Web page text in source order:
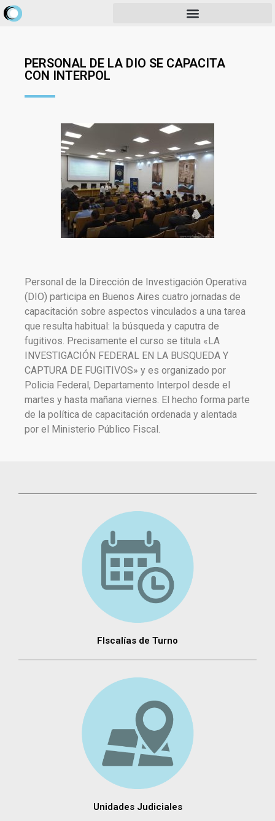
PERSONAL DE LA DIO SE CAPACITA
CON INTERPOL
Personal de la Dirección de Investigación Operativa
(DIO) participa en Buenos Aires cuatro jornadas de
capacitación sobre aspectos vinculados a una tarea
que resulta habitual: la búsqueda y caputra de
fugitivos. Precisamente el curso se titula «LA
INVESTIGACIÓN FEDERAL EN LA BUSQUEDA Y
CAPTURA DE FUGITIVOS» y es organizado por
Policia Federal, Departamento Interpol desde el
martes y hasta mañana viernes. El hecho forma parte
de la política de capacitación ordenada y alentada
por el Ministerio Público Fiscal.
FIscalías de Turno
Unidades Judiciales